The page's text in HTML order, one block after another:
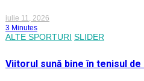
iulie 11, 2026
3 Minutes
ALTE SPORTURI SLIDER
Viitorul sună bine în tenisul de